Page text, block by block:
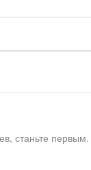
станьте первым.